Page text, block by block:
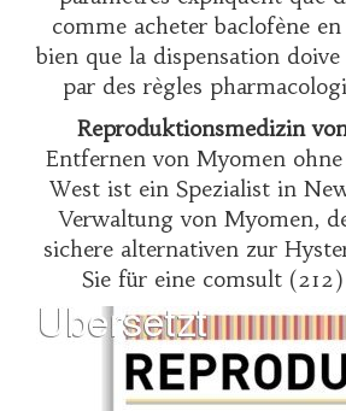
comme acheter baclofène
bien que la dispensation
par des règles
Reproduktionsmedizin
Entfernen von Myomen
West ist ein Spezialist in
Verwaltung von Myomen,
sichere alternativen zur
Sie für eine comsult